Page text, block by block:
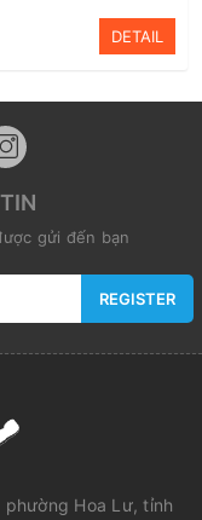
DETAIL
gửi đến bạn
REGISTER
phường Hoa Lư, tỉnh